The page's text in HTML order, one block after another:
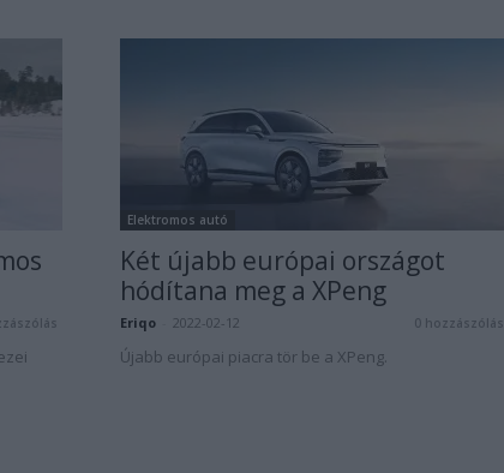
Elektromos autó
Két újabb európai országot
hódítana meg a XPeng
Eriqo 2022-02-12 0 hozzászólás
Újabb európai piacra tör be a XPeng.